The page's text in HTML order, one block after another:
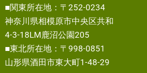
■関東所在地：〒252-0234
神奈川県相模原市中央区共和
4-3-18LM鹿沼公園205
■東北所在地：〒998-0851
山形県酒田市東大町1-48-29